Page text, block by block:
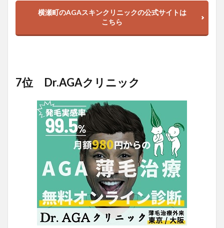
横瀬町のAGAスキンクリニックの公式サイトは
こちら
7位 Dr.AGAクリニック